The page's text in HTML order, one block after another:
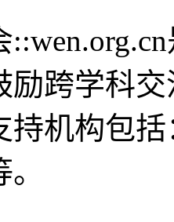
励跨学科
持机构包